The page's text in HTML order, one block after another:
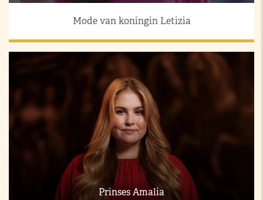
Mode van koningin Letizia
Prinses Amalia